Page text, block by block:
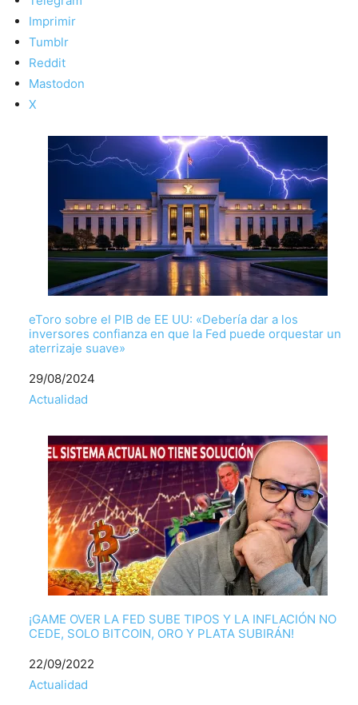
Imprimir
Tumblr
Reddit
Mastodon
X
eToro sobre el PIB de EE UU: «Debería dar a los
inversores confianza en que la Fed puede orquestar un
aterrizaje suave»
Fecha
29/08/2024
Respecto a
Actualidad
¡GAME OVER LA FED SUBE TIPOS Y LA INFLACIÓN NO
CEDE, SOLO BITCOIN, ORO Y PLATA SUBIRÁN!
Fecha
22/09/2022
Respecto a
Actualidad